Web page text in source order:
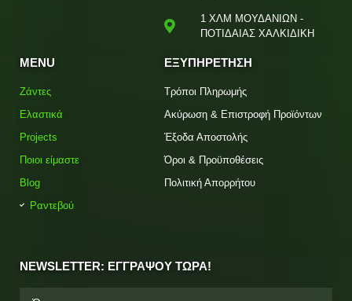
1 ΧΛΜ ΜΟΥΔΑΝΙΩΝ -
ΠΟΤΙΔΑΙΑΣ ΧΑΛΚΙΔΙΚΗ
MENU
Ζάντες
Ελαστικά
Projects
Ποιοι είμαστε
Blog
Ραντεβού
ΕΞΥΠΗΡΕΤΗΣΗ
Τρόποι Πληρωμής
Ακύρωση & Επιστροφή Προϊόντων
Έξοδα Αποστολής
Όροι & Προϋποθέσεις
Πολιτική Απορρήτου
NEWSLETTER: ΕΓΓΡΑΨΟΥ ΤΩΡΑ!